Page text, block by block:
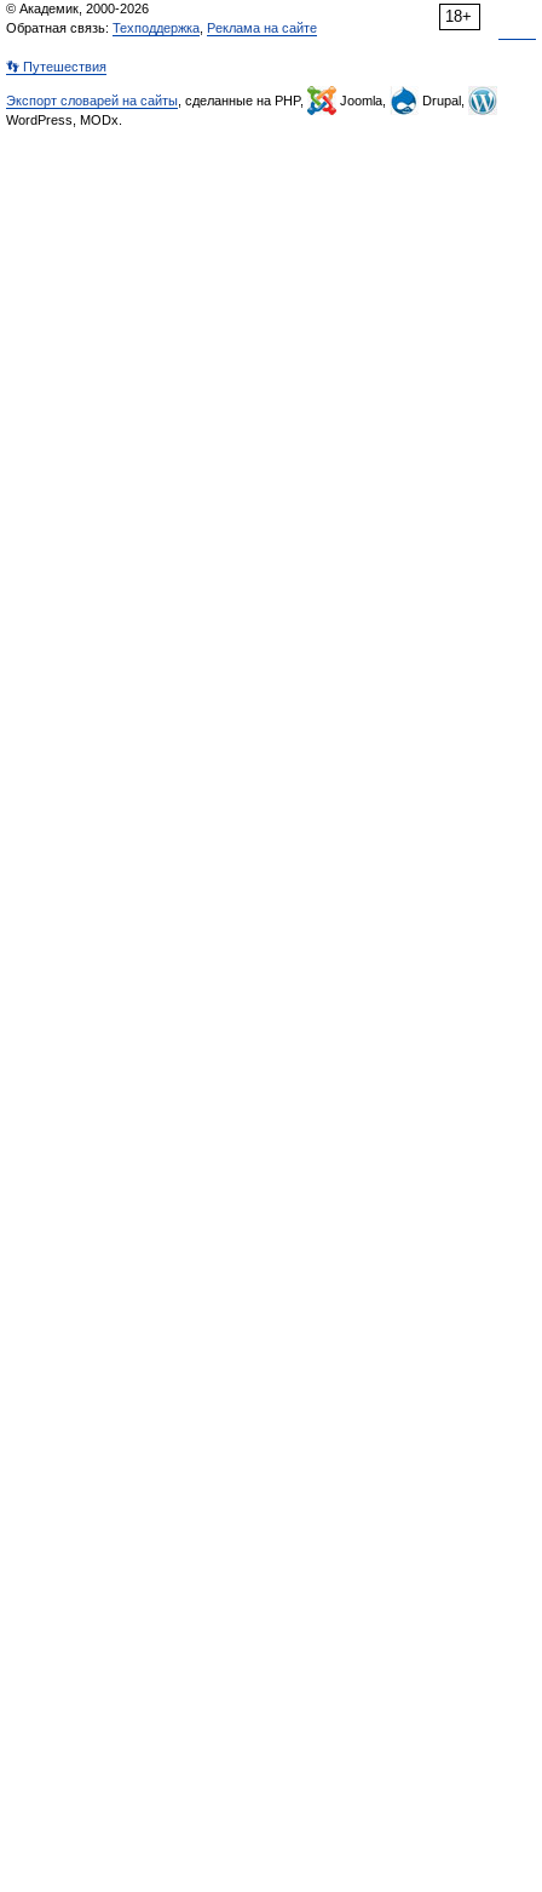
18+
© Академик, 2000-2026
Обратная связь: Техподдержка Реклама на сайте
👣 Путешествия
Экспорт словарей на сайты , сделанные на PHP, Joomla,
Drupal,
WordPress, MODx.